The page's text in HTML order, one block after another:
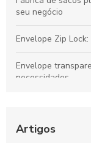
seu negócio
Envelope Zip
Envelope
necessidades
Artigos